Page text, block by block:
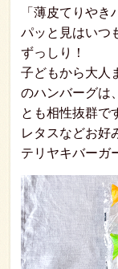
「薄皮てりやき
パッと見はいつ
ずっしり！
子どもから大人
のハンバーグは
とも相性抜群で
レタスなどお好
テリヤキバーガ